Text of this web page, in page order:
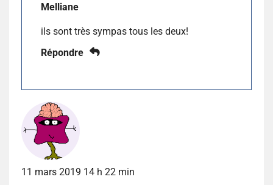
Melliane
ils sont très sympas tous les deux!
Répondre
11 mars 2019 14 h 22 min